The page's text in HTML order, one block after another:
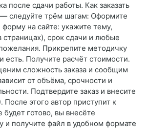
после сдачи работы. Как заказать
следуйте трём шагам: Оформите
форму на сайте: укажите тему,
срок сдачи и любые
Прикрепите методичку
есть. Получите расчёт стоимости.
сложность заказа и сообщим
от объёма, срочности и
Подтвердите заказ и внесите
После этого автор приступит к
будет готово, вы внесёте
и получите файл в удобном формате